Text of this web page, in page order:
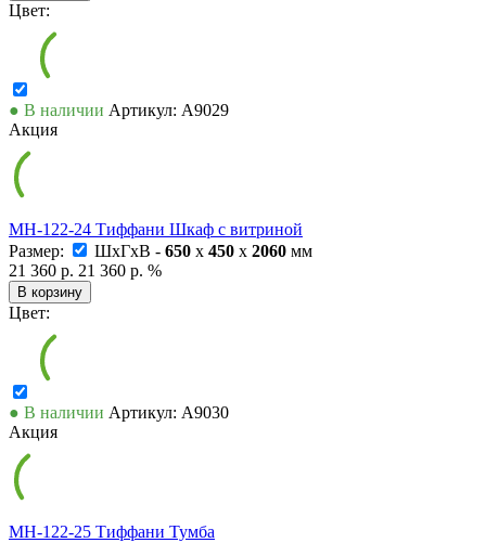
Цвет:
● В наличии Артикул: А9029
Акция
МН-122-24 Тиффани Шкаф с витриной
Размер:
ШxГxВ - 650 x 450 x 2060 мм
21 360 р. 21 360 р. %
В корзину
Цвет:
● В наличии Артикул: А9030
Акция
МН-122-25 Тиффани Тумба